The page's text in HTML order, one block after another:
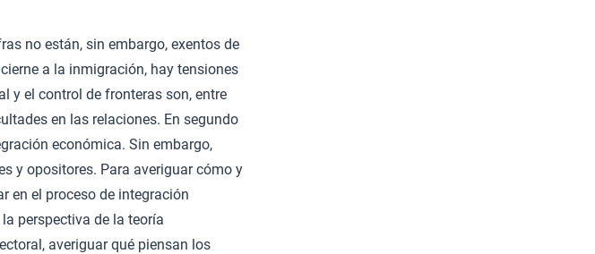
no están, sin embargo, exentos de
a la inmigración, hay tensiones
y el control de fronteras son, entre
en las relaciones. En segundo
económica. Sin embargo,
y opositores. Para averiguar cómo y
en el proceso de integración
perspectiva de la teoría
averiguar qué piensan los